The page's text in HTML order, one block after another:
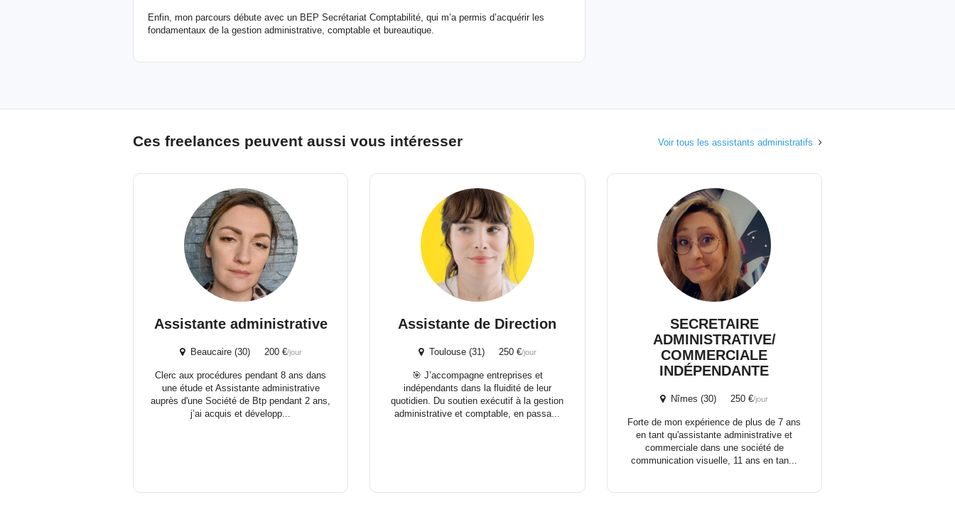
Enfin, mon parcours débute avec un BEP Secrétariat Comptabilité, qui m’a permis d’acquérir les
fondamentaux de la gestion administrative, comptable et bureautique.
Ces freelances peuvent aussi vous intéresser Voir tous les assistants administratifs
Assistante administrative
Beaucaire (30) 200 €/jour
Clerc aux procédures pendant 8 ans dans
une étude et Assistante administrative
auprès d'une Société de Btp pendant 2 ans,
j’ai acquis et développ...
Assistante de Direction
Toulouse (31) 250 €/jour
🎯 J’accompagne entreprises et
indépendants dans la fluidité de leur
quotidien. Du soutien exécutif à la gestion
administrative et comptable, en passa...
SECRETAIRE
ADMINISTRATIVE/
COMMERCIALE
INDÉPENDANTE
Nîmes (30) 250 €/jour
Forte de mon expérience de plus de 7 ans
en tant qu'assistante administrative et
commerciale dans une société de
communication visuelle, 11 ans en tan...